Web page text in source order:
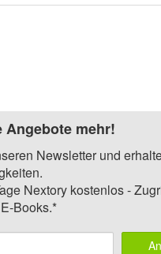
Angebote mehr!
Newsletter und
Nextory kostenlos -
Books.*